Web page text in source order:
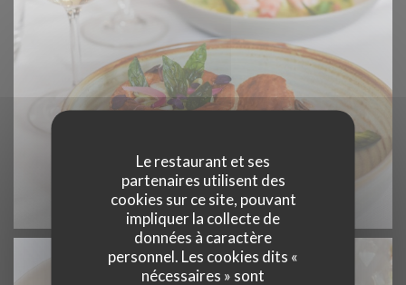
Le restaurant et ses
partenaires utilisent des
cookies sur ce site, pouvant
impliquer la collecte de
données à caractère
personnel. Les cookies dits «
nécessaires » sont